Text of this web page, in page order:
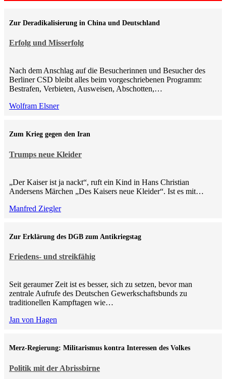
Erfolg und Misserfolg
Zur Deradikalisierung in China und Deutschland
Nach dem Anschlag auf die Besucherinnen und Besucher des
Berliner CSD bleibt alles beim vorgeschriebenen Programm:
Bestrafen, Verbieten, Ausweisen, Abschotten,…
Wolfram Elsner
Trumps neue Kleider
Zum Krieg gegen den Iran
„Der Kaiser ist ja nackt“, ruft ein Kind in Hans Christian
Andersens Märchen „Des Kaisers neue Kleider“. Ist es mit…
Manfred Ziegler
Friedens- und streikfähig
Zur Erklärung des DGB zum Antikriegstag
Seit geraumer Zeit ist es besser, sich zu setzen, bevor man
zentrale Aufrufe des Deutschen Gewerkschaftsbunds zu
traditionellen Kampftagen wie…
Jan von Hagen
Politik mit der Abrissbirne
Merz-Regierung: Militarismus kontra Inte­ressen des Volkes